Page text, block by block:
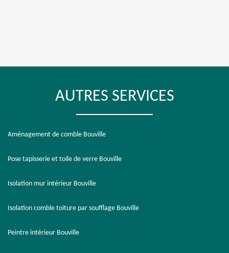
AUTRES SERVICES
Aménagement de comble Bouville
Pose tapisserie et toile de verre Bouville
Isolation mur intérieur Bouville
Isolation comble toiture par soufflage Bouville
Peintre intérieur Bouville